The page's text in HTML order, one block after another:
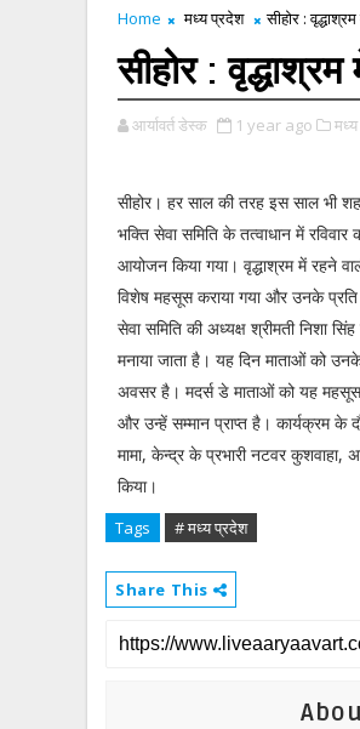
Home मध्य प्रदेश सीहोर :
सीहोर :
आर्यावर्त डेस्क 1 year ago
सीहोर। हर साल की तरह इस साल भी
भक्ति सेवा समिति के तत्वाधान में
आयोजन किया गया। वृद्धाश्रम में रहने
विशेष महसूस कराया गया और उनके प्रति
सेवा समिति की अध्यक्ष श्रीमती निशा
मनाया जाता है। यह दिन माताओं को
अवसर है। मदर्स डे माताओं को यह महसूस
और उन्हें सम्मान प्राप्त है। कार्यक्रम के
मामा, केन्द्र के प्रभारी नटवर
किया।
Tags # मध्य प्रदेश
Share This